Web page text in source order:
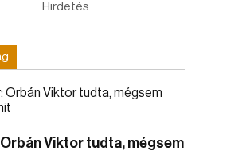
Hirdetés
Orbán Viktor tudta, mégsem